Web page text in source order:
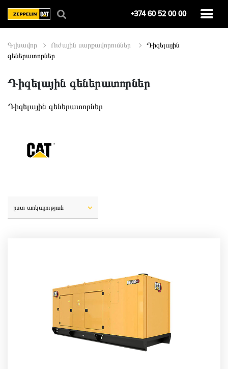
+374 60 52 00 00
Գլխավոր Ուժային սարքավորումներ
Դիզելային
գեներատորներ
Դիզելային գեներատորներ
Դիզելային գեներատորներ
ըստ առկայության